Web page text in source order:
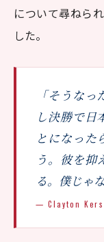
について尋ねら
した。
「そうな
し決勝で日
とになった
う。彼を抑
る。僕じゃ
— Clayton